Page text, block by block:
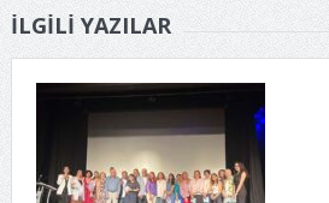
İLGILI YAZILAR